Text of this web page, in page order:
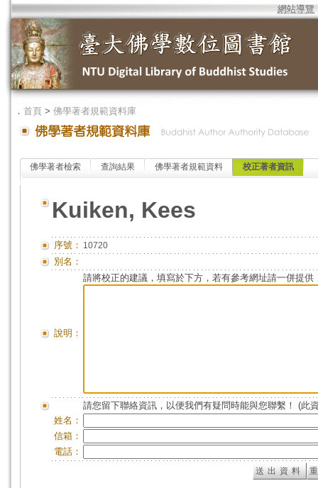
網站導覽
． 首頁 > 佛學著者規範資料庫
佛學著者檢索 查詢結果 佛學著者規範資料 校正著者資訊
Kuiken, Kees
序號： 10720
別名：
說明：
請將校正的建議，填寫於下方，若有參考網址請一併提供
請您留下聯絡資訊，以便我們有疑問時能與您聯繫！ (此
姓名：
信箱：
電話：